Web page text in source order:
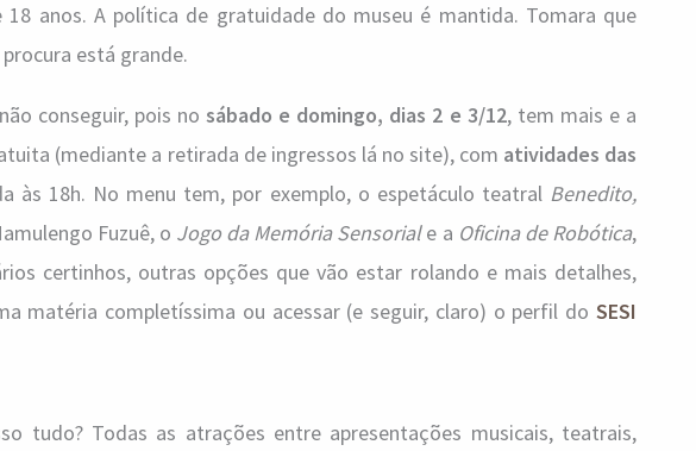
anos. A política de gratuidade do museu é mantida. Tomara que
está grande.
conseguir, pois no sábado e domingo, dias 2 e 3/12, tem mais e a
(mediante a retirada de ingressos lá no site), com atividades das
às 18h. No menu tem, por exemplo, o espetáculo teatral Benedito,
Fuzuê, o Jogo da Memória Sensoriale a Oficina de Robótica,
certinhos, outras opções que vão estar rolando e mais detalhes,
matéria completíssima ou acessar (e seguir, claro) o perfil doSESI
tudo? Todas as atrações entre apresentações musicais, teatrais,